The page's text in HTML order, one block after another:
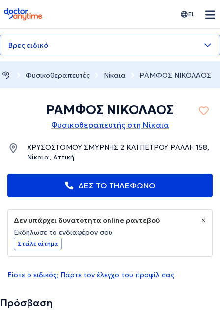
doctoranytime EL
Βρες ειδικό
Φυσικοθεραπευτές Νίκαια ΡΑΜΦΟΣ ΝΙΚΟΛΑΟΣ
ΡΑΜΦΟΣ ΝΙΚΟΛΑΟΣ
Φυσικοθεραπευτής στη Νίκαια
ΧΡΥΣΟΣΤΟΜΟΥ ΣΜΥΡΝΗΣ 2 ΚΑΙ ΠΕΤΡΟΥ ΡΑΛΛΗ 158,
Νίκαια, Αττική
ΔΕΣ ΤΟ ΤΗΛΕΦΩΝΟ
Δεν υπάρχει δυνατότητα online ραντεβού
Εκδήλωσε το ενδιαφέρον σου
Στείλε αίτημα
Είστε ο ειδικός; Πάρτε τον έλεγχο του προφίλ σας
Πρόσβαση